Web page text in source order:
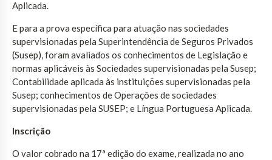
Aplicada.
E para a prova específica para atuação nas sociedades
supervisionadas pela Superintendência de Seguros Privados
(Susep), foram avaliados os conhecimentos de Legislação e
normas aplicáveis às Sociedades supervisionadas pela Susep;
Contabilidade aplicada às instituições supervisionadas pela
Susep; conhecimentos de Operações de sociedades
supervisionadas pela SUSEP; e Língua Portuguesa Aplicada.
Inscrição
O valor cobrado na 17ª edição do exame, realizada no ano